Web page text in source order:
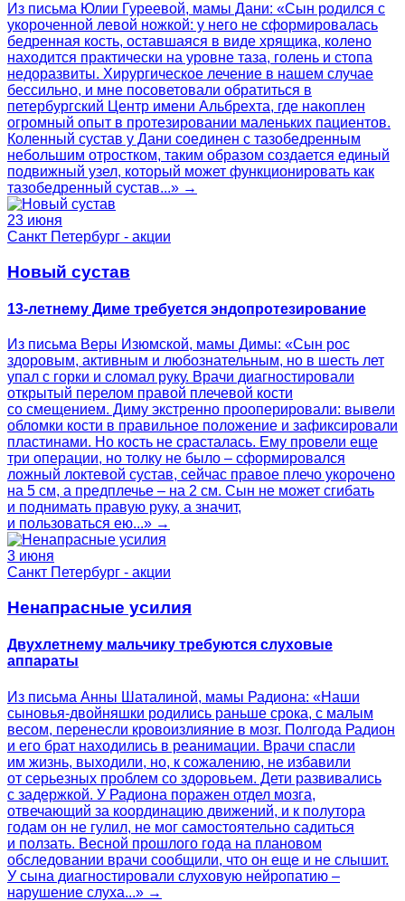
Из письма Юлии Гуреевой, мамы Дани: «Сын родился с
укороченной левой ножкой: у него не сформировалась
бедренная кость, оставшаяся в виде хрящика, колено
находится практически на уровне таза, голень и стопа
недоразвиты. Хирургическое лечение в нашем случае
бессильно, и мне посоветовали обратиться в
петербургский Центр имени Альбрехта, где накоплен
огромный опыт в протезировании маленьких пациентов.
Коленный сустав у Дани соединен с тазобедренным
небольшим отростком, таким образом создается единый
подвижный узел, который может функционировать как
тазобедренный сустав...» →
23 июня
Санкт Петербург - акции
Новый сустав
13-летнему Диме требуется эндопротезирование
Из письма Веры Изюмской, мамы Димы: «Сын рос
здоровым, активным и любознательным, но в шесть лет
упал с горки и сломал руку. Врачи диагностировали
открытый перелом правой плечевой кости
со смещением. Диму экстренно прооперировали: вывели
обломки кости в правильное положение и зафиксировали
пластинами. Но кость не срасталась. Ему провели еще
три операции, но толку не было – сформировался
ложный локтевой сустав, сейчас правое плечо укорочено
на 5 см, а предплечье – на 2 см. Сын не может сгибать
и поднимать правую руку, а значит,
и пользоваться ею...» →
3 июня
Санкт Петербург - акции
Ненапрасные усилия
Двухлетнему мальчику требуются слуховые
аппараты
Из письма Анны Шаталиной, мамы Радиона: «Наши
сыновья-двойняшки родились раньше срока, с малым
весом, перенесли кровоизлияние в мозг. Полгода Радион
и его брат находились в реанимации. Врачи спасли
им жизнь, выходили, но, к сожалению, не избавили
от серьезных проблем со здоровьем. Дети развивались
с задержкой. У Радиона поражен отдел мозга,
отвечающий за координацию движений, и к полутора
годам он не гулил, не мог самостоятельно садиться
и ползать. Весной прошлого года на плановом
обследовании врачи сообщили, что он еще и не слышит.
У сына диагностировали слуховую нейропатию –
нарушение слуха...» →